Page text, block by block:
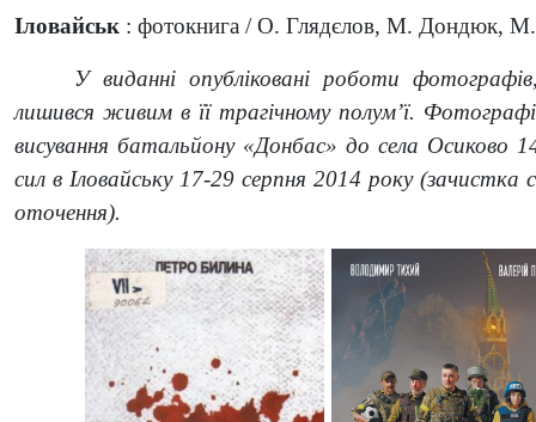
Іловайськ : фотокнига / О. Глядєлов, М. Дондюк,
У виданні опубліковані роботи
лишився живим в її трагічному полум’ї.
висування батальйону «Донбас» до села Осиково
сил в Іловайську 17-29 серпня 2014 року (зачистка
оточення).